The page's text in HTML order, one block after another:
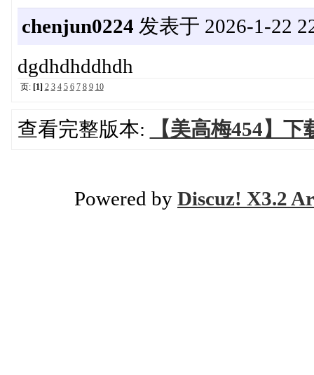
chenjun0224 发表于 2026-1-22
dgdhdhddhdh
页: [1] 2 3 4 5 6 7 8 9 10
查看完整版本: 【美高梅454】下
Powered by Discuz! X3.2